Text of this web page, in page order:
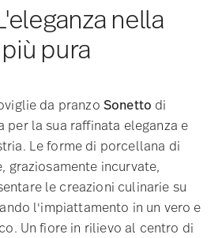
nella
pura
da pranzo Sonetto di
per la sua raffinata eleganza e
Le forme di porcellana di
graziosamente incurvate,
le creazioni culinarie su
l'impiattamento in un vero e
Un fiore in rilievo al centro di